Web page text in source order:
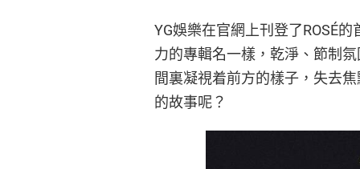
YG娛樂在官網上刊登了ROSÉ
力的專輯名一樣，乾淨、節制
間裏凝視着前方的樣子，失去
的故事呢？